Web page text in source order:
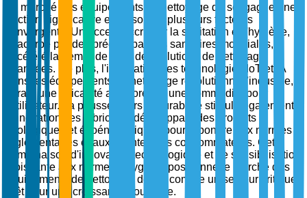
Le marché des équipements de nettoyage de sol gagne une
traction significative en raison de plusieurs facteurs
convergents. Un accent accru sur la sanitation et l'hygiène,
exacerbé par des préoccupations sanitaires mondiales, a
accéléré la demande pour des solutions de nettoyage
avancées. De plus, l'intégration des technologies IoT et IA
dans les équipements de nettoyage révolutionne l'industrie,
offrant une efficacité améliorée et une commodité pour
l'utilisateur. La poussée vers la durabilité stimule également
l'innovation, les fabricants développant des produits
écologiques et écoénergétiques pour répondre aux normes
réglementaires et aux attentes des consommateurs. Cette
combinaison d'innovation technologique et de sensibilisation
croissante aux normes d'hygiène positionne le marché des
équipements de nettoyage de sol comme un secteur critique
prêt pour une croissance soutenue.